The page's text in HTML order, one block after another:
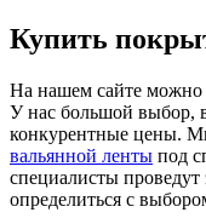
Купить
На нашем сайте можно
У нас большой выбор,
конкурентные цены.
вальянной ленты под
специалисты
определиться с